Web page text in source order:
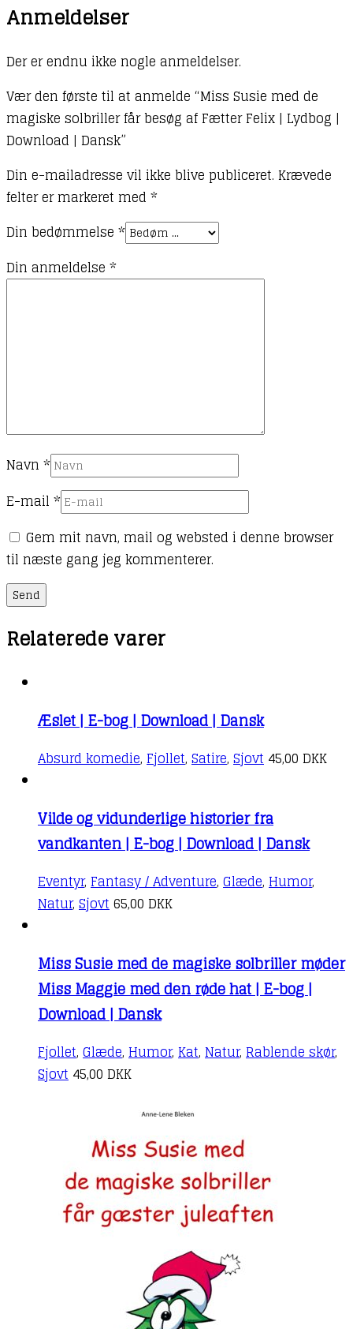
Anmeldelser
Der er endnu ikke nogle anmeldelser.
Vær den første til at anmelde “Miss Susie med de
magiske solbriller får besøg af Fætter Felix | Lydbog |
Download | Dansk”
Din e-mailadresse vil ikke blive publiceret. Krævede
felter er markeret med *
Din bedømmelse *
Din anmeldelse *
Navn *
E-mail *
Gem mit navn, mail og websted i denne browser
til næste gang jeg kommenterer.
Relaterede varer
Æslet | E-bog | Download | Dansk
Absurd komedie, Fjollet, Satire, Sjovt 45,00 DKK
Vilde og vidunderlige historier fra
vandkanten | E-bog | Download | Dansk
Eventyr, Fantasy / Adventure, Glæde, Humor,
Natur, Sjovt65,00 DKK
Miss Susie med de magiske solbriller møder
Miss Maggie med den røde hat | E-bog |
Download | Dansk
Fjollet, Glæde, Humor, Kat, Natur, Rablende skør,
Sjovt 45,00 DKK